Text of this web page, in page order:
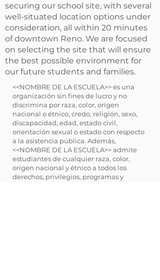
securing our school site, with several
well-situated location options under
consideration, all within 20 minutes
of downtown Reno. We are focused
on selecting the site that will ensure
the best possible environment for
our future students and families.
<<NOMBRE DE LA ESCUELA>> es una
organización sin fines de lucro y no
discrimina por raza, color, origen
nacional o étnico, credo, religión, sexo,
discapacidad, edad, estado civil,
orientación sexual o estado con respecto
a la asistencia pública. Además,
<<NOMBRE DE LA ESCUELA>> admite
estudiantes de cualquier raza, color,
origen nacional y étnico a todos los
derechos, privilegios, programas y